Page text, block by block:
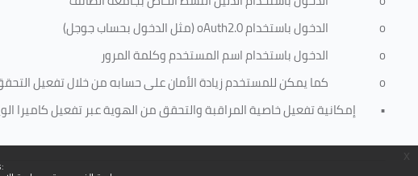
o
الدخول باستخدامoAuth2.0(مثل الدخول بحساب جوجل)
o
الدخول باستخدام اسم المستخدم وكلمة المرور
o
كما يمكن للمستخدم زيادة الأمان على حسابه من خلال تفعيل
• إمكانية تفعيل خاصية المراقبة والتحقق من الهوية عبر تفعيل كاميرا